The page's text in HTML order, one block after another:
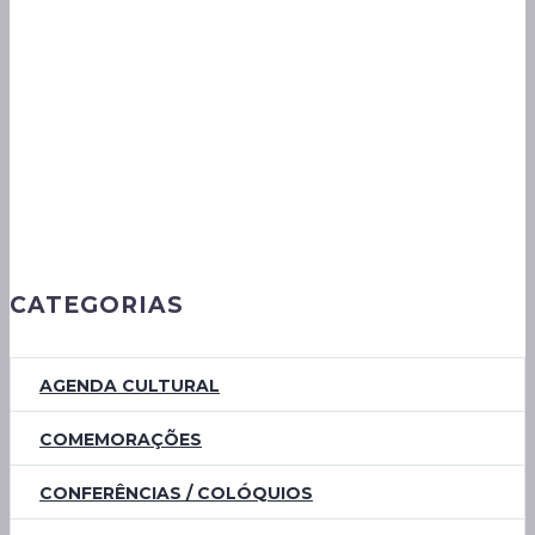
CATEGORIAS
AGENDA CULTURAL
COMEMORAÇÕES
CONFERÊNCIAS / COLÓQUIOS